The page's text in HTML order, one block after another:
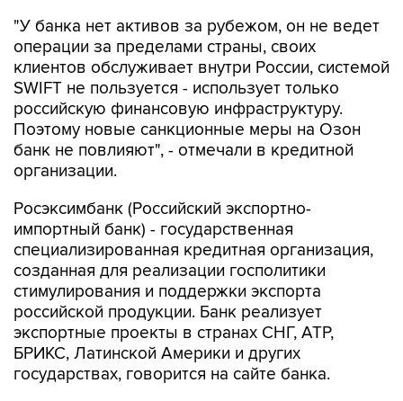
"У банка нет активов за рубежом, он не ведет
операции за пределами страны, своих
клиентов обслуживает внутри России, системой
SWIFT не пользуется - использует только
российскую финансовую инфраструктуру.
Поэтому новые санкционные меры на Озон
банк не повлияют", - отмечали в кредитной
организации.
Росэксимбанк (Российский экспортно-
импортный банк) - государственная
специализированная кредитная организация,
созданная для реализации госполитики
стимулирования и поддержки экспорта
российской продукции. Банк реализует
экспортные проекты в странах СНГ, АТР,
БРИКС, Латинской Америки и других
государствах, говорится на сайте банка.